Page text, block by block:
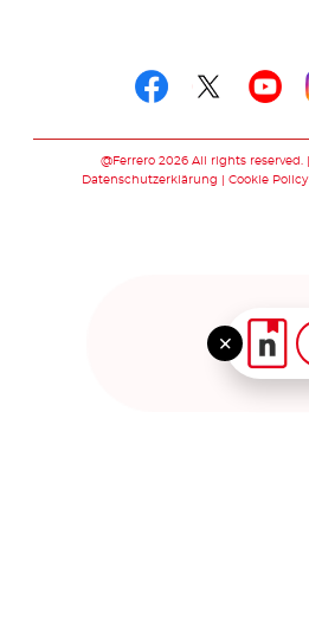
@Ferrero 2026 All rights reserved.
Datenschutzerklärung
Cookie Policy